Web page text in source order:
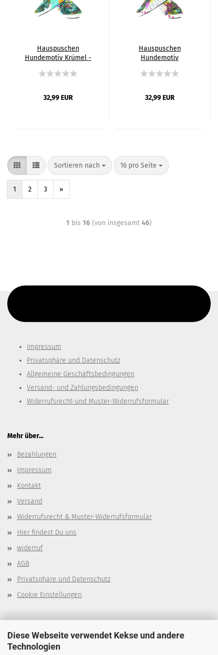
Diese Webseite verwendet Kekse und andere
Technologien
Hauspuschen
Hundemotiv Krümel -
Pantoffeln, Unisex,
Mischling, Mix,
Chihauhau
32,99 EUR
Hauspuschen
Hundemotiv
Hausschuhe,
Grösse 35-43, bunt,
Mischling, Mix,
32,99 EUR
Sortieren nach 16 pro Seite
1 2 3 »
1 bis 16 (von insgesamt 46)
Impressum
Privatsphäre und Datenschutz
Allgemeine Geschäftsbedingungen
Versand- und Zahlungsbedingungen
Widerrufsrecht-und Muster-Widerrufsformular
Mehr über...
Bezahlungen
Impressum
Kontakt
Versand
Widerrufsrecht & Muster-Widerrufsformular
Hier findest Du uns
widerruf
AGB
Privatsphäre und Datenschutz
Cookie Einstellungen
Über mich